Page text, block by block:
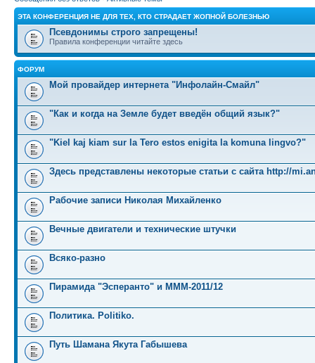
ЭТА КОНФЕРЕНЦИЯ НЕ ДЛЯ ТЕХ, КТО СТРАДАЕТ ЖОПНОЙ БОЛЕЗНЬЮ
Псевдонимы строго запрещены!
Правила конференции читайте здесь
ФОРУМ
Мой провайдер интернета "Инфолайн-Смайл"
"Как и когда на Земле будет введён общий язык?"
"Kiel kaj kiam sur la Tero estos enigita la komuna lingvo?"
Здесь представлены некоторые статьи с сайта http://
Рабочие записи Николая Михайленко
Вечные двигатели и технические штучки
Всяко-разно
Пирамида "Эсперанто" и MMM-2011/12
Политика. Politiko.
Путь Шамана Якута Габышева